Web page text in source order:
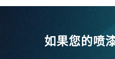
如果您的喷